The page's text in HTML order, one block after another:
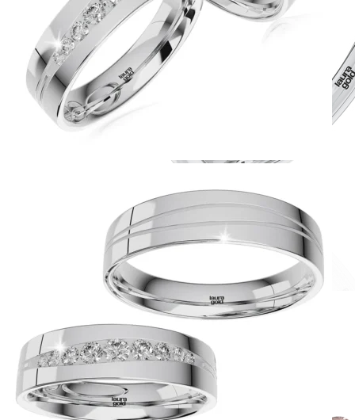
Romantic Collection
Zásnubné prstne z kolekcie Romantic.